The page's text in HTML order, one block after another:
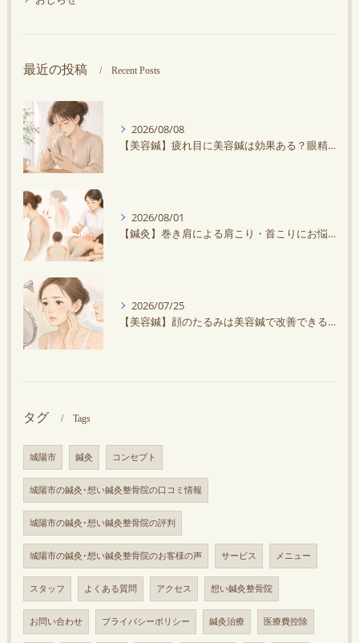
最近の投稿 Recent Posts
2026/08/08
【美容鍼】疲れ目に美容鍼は効果ある？眼精疲労との違いや改善方法を解説
2026/08/01
【鍼灸】巻き肩による肩こり・首こりにお悩みの方に鍼灸がオススメ！スマホ・デスクワークで悪化する？
2026/07/25
【美容鍼】顔のたるみは美容鍼で改善できる？原因と効果を解説
タグ Tags
城陽市 鍼灸 コンセプト
城陽市の鍼灸･想い鍼灸整骨院の口コミ情報
城陽市の鍼灸･想い鍼灸整骨院の評判
城陽市の鍼灸･想い鍼灸整骨院のお客様の声 サービス メニュー
スタッフ よくある質問 アクセス 想い鍼灸整骨院
お問い合わせ プライバシーポリシー 鍼灸治療 医療費控除